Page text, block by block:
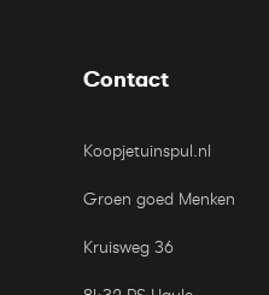
Contact
Koopjetuinspul.nl
Groen goed Menken
Kruisweg 36